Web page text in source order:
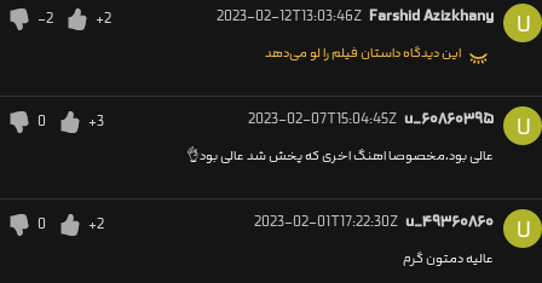
U
Farshid Azizkhany
2023-02-12T13:03:46Z
+2
-2
این دیدگاه داستان فیلم را لو می‌دهد
U u_۶۰۸۶۰۳۹۵ 2023-02-07T15:04:45Z
+3
0
عالی بود،مخصوصا اهنگ اخری که پخش شد عالی بود👌
U u_۴۹۳۶۰۸۶۰ 2023-02-01T17:22:30Z
+2
0
عالیه دمتون گرم